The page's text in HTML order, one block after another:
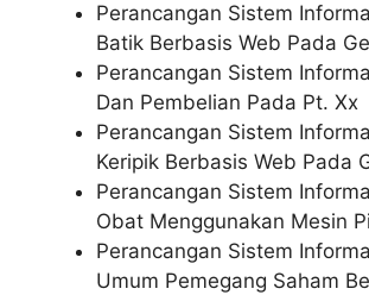
Perancangan Sistem
Batik Berbasis Web Pada
Perancangan Sistem
Dan Pembelian Pada Pt. Xx
Perancangan Sistem
Keripik Berbasis Web Pada
Perancangan Sistem
Obat Menggunakan Mesin
Perancangan Sistem
Umum Pemegang Saham